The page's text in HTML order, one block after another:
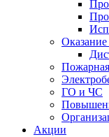
Пожарная
ГО и ЧС
Акции